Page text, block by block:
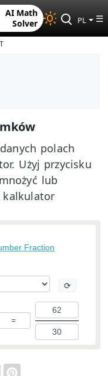
AI Math
Solver
PL ☰
polach
Użyj przycisku
lub
kalkulator
Fraction
⟳
=